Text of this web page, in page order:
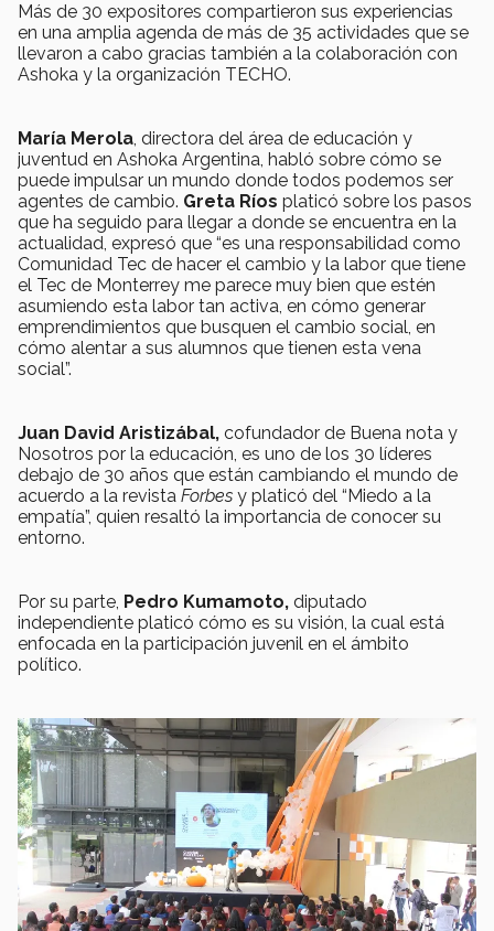
Más de 30 expositores compartieron sus experiencias
en una amplia agenda de más de 35 actividades que se
llevaron a cabo gracias también a la colaboración con
Ashoka y la organización TECHO.
María Merola, directora del área de educación y
juventud en Ashoka Argentina, habló sobre cómo se
puede impulsar un mundo donde todos podemos ser
agentes de cambio. Greta Ríos platicó sobre los pasos
que ha seguido para llegar a donde se encuentra en la
actualidad, expresó que “es una responsabilidad como
Comunidad Tec de hacer el cambio y la labor que tiene
el Tec de Monterrey me parece muy bien que estén
asumiendo esta labor tan activa, en cómo generar
emprendimientos que busquen el cambio social, en
cómo alentar a sus alumnos que tienen esta vena
social”.
Juan David Aristizábal, cofundador de Buena nota y
Nosotros por la educación, es uno de los 30 líderes
debajo de 30 años que están cambiando el mundo de
acuerdo a la revista Forbes y platicó del “Miedo a la
empatía”, quien resaltó la importancia de conocer su
entorno.
Por su parte, Pedro Kumamoto, diputado
independiente platicó cómo es su visión, la cual está
enfocada en la participación juvenil en el ámbito
político.